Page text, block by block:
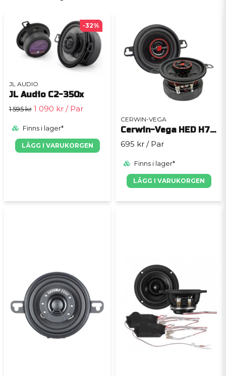
JL AUDIO
JL Audio C2-350x
1 595 kr 1 090 kr / Par
Finns i lager*
LÄGG I VARUKORGEN
-32%
CERWIN-VEGA
Cerwin-Vega HED H735
695 kr / Par
Finns i lager*
LÄGG I VARUKORGEN